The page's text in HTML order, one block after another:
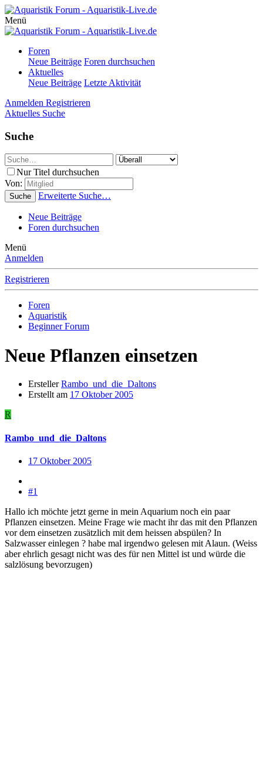
Menü
Foren
Neue Beiträge Foren durchsuchen
Aktuelles
Neue Beiträge Letzte Aktivität
Anmelden Registrieren
Aktuelles Suche
Suche
Nur Titel durchsuchen
Von:
Suche Erweiterte Suche…
Neue Beiträge
Foren durchsuchen
Menü
Anmelden
Registrieren
Foren
Aquaristik
Beginner Forum
Neue Pflanzen einsetzen
Ersteller Rambo_und_die_Daltons
Erstellt am 17 Oktober 2005
R
Rambo_und_die_Daltons
17 Oktober 2005
#1
Hallo ich möchte jetzt gerne in mein Aquarium noch ein paar
Pflanzen einsetzen. Meine Frage wie macht ihr das mit den Pflanzen
vor dem einsetzen zusätzlich mit dem heissen abspülen? In
Salzwasser einlegen ? habe mal irgendwo gelesen mit Alaun. (Weiss
aber ehrlich gesagt nicht was des für nen Mittel ist und würde die
salzlösung bevorzugen)